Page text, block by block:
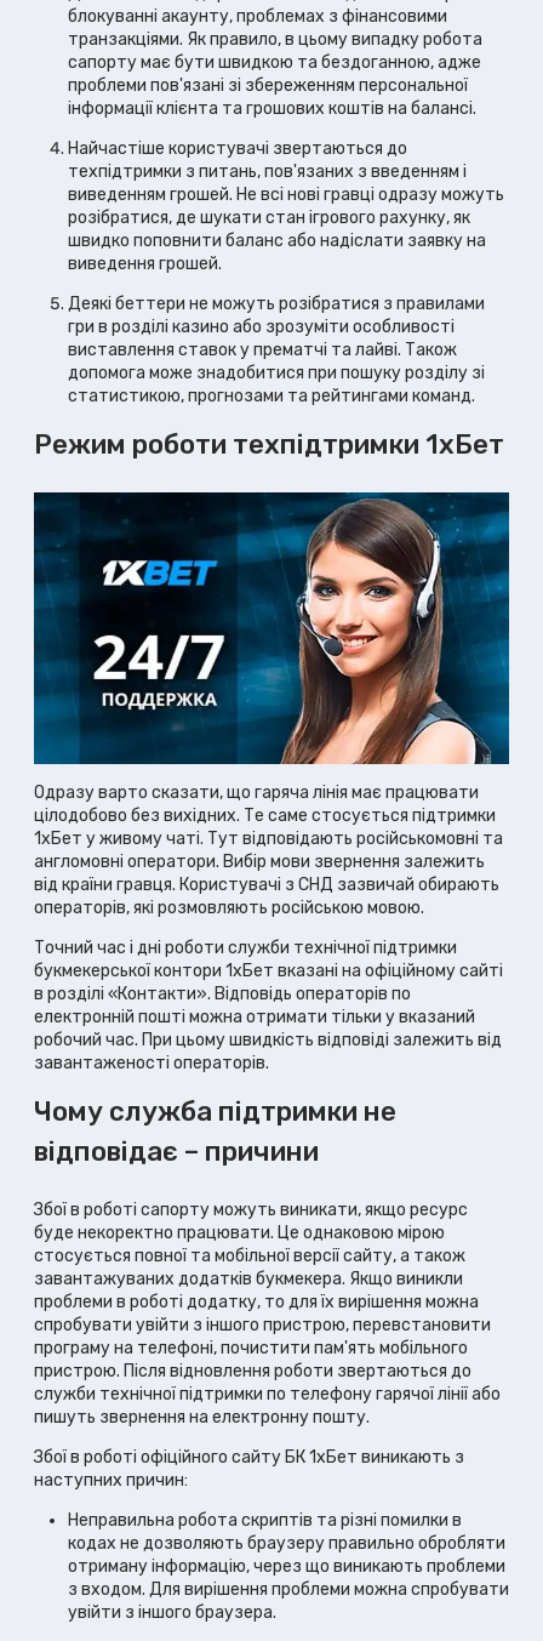
блокуванні акаунту, проблемах з фінансовими
транзакціями. Як правило, в цьому випадку робота
сапорту має бути швидкою та бездоганною, адже
проблеми пов'язані зі збереженням персональної
інформації клієнта та грошових коштів на балансі.
Найчастіше користувачі звертаються до
техпідтримки з питань, пов'язаних з введенням і
виведенням грошей. Не всі нові гравці одразу можуть
розібратися, де шукати стан ігрового рахунку, як
швидко поповнити баланс або надіслати заявку на
виведення грошей.
Деякі беттери не можуть розібратися з правилами
гри в розділі казино або зрозуміти особливості
виставлення ставок у прематчі та лайві. Також
допомога може знадобитися при пошуку розділу зі
статистикою, прогнозами та рейтингами команд.
Режим роботи техпідтримки 1хБет
Одразу варто сказати, що гаряча лінія має працювати
цілодобово без вихідних. Те саме стосується підтримки
1хБет у живому чаті. Тут відповідають російськомовні та
англомовні оператори. Вибір мови звернення залежить
від країни гравця. Користувачі з СНД зазвичай обирають
операторів, які розмовляють російською мовою.
Точний час і дні роботи служби технічної підтримки
букмекерської контори 1хБет вказані на офіційному сайті
в розділі «Контакти». Відповідь операторів по
електронній пошті можна отримати тільки у вказаний
робочий час. При цьому швидкість відповіді залежить від
завантаженості операторів.
Чому служба підтримки не
відповідає – причини
Збої в роботі сапорту можуть виникати, якщо ресурс
буде некоректно працювати. Це однаковою мірою
стосується повної та мобільної версії сайту, а також
завантажуваних додатків букмекера. Якщо виникли
проблеми в роботі додатку, то для їх вирішення можна
спробувати увійти з іншого пристрою, перевстановити
програму на телефоні, почистити пам'ять мобільного
пристрою. Після відновлення роботи звертаються до
служби технічної підтримки по телефону гарячої лінії або
пишуть звернення на електронну пошту.
Збої в роботі офіційного сайту БК 1хБет виникають з
наступних причин:
Неправильна робота скриптів та різні помилки в
кодах не дозволяють браузеру правильно обробляти
отриману інформацію, через що виникають проблеми
з входом. Для вирішення проблеми можна спробувати
увійти з іншого браузера.